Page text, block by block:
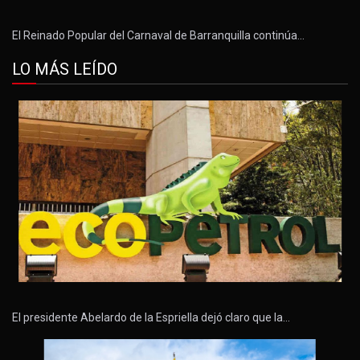
El Reinado Popular del Carnaval de Barranquilla continúa…
LO MÁS LEÍDO
El presidente Abelardo de la Espriella dejó claro que la…